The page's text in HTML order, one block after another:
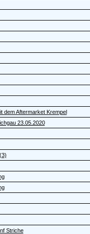
dem Aftermarket Krempel
23.05.2020
Striche